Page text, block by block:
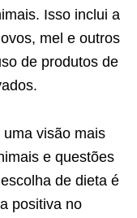
Isso inclui a
mel e outros
de produtos de
visão mais
e questões
de dieta é
positiva no